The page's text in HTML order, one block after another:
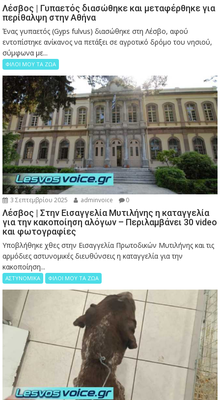
Λέσβος | Γυπαετός διασώθηκε και μεταφέρθηκε για
περίθαλψη στην Αθήνα
Ένας γυπαετός (Gyps fulvus) διασώθηκε στη Λέσβο, αφού
εντοπίστηκε ανίκανος να πετάξει σε αγροτικό δρόμο του νησιού,
σύμφωνα με...
ΦΙΛΟΙ ΜΟΥ ΤΑ ΖΩΑ
3 Σεπτεμβρίου 2025 adminvoice 0
Λέσβος | Στην Εισαγγελία Μυτιλήνης η καταγγελία
για την κακοποίηση αλόγων – Περιλαμβάνει 30 video
και φωτογραφίες
Υποβλήθηκε χθες στην Εισαγγελία Πρωτοδικών Μυτιλήνης και τις
αρμόδιες αστυνομικές διευθύνσεις η καταγγελία για την
κακοποίηση...
ΑΣΤΥΝΟΜΙΚΑ ΦΙΛΟΙ ΜΟΥ ΤΑ ΖΩΑ